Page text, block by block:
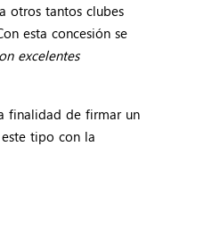
otros tantos clubes
esta concesión se
excelentes
finalidad de firmar un
tipo con la